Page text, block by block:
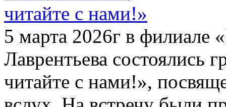
5 марта 2026г в
Лаврентьева состоялись
читайте с нами!»,